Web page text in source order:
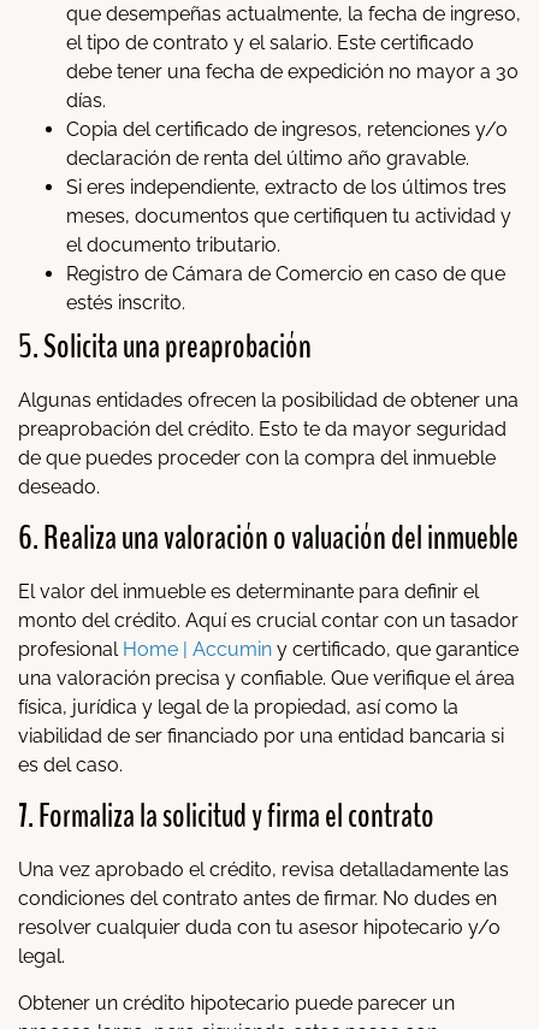
que desempeñas actualmente, la fecha de ingreso,
el tipo de contrato y el salario. Este certificado
debe tener una fecha de expedición no mayor a 30
días.
Copia del certificado de ingresos, retenciones y/o
declaración de renta del último año gravable.
Si eres independiente, extracto de los últimos tres
meses, documentos que certifiquen tu actividad y
el documento tributario.
Registro de Cámara de Comercio en caso de que
estés inscrito.
5. Solicita una preaprobación
Algunas entidades ofrecen la posibilidad de obtener una
preaprobación del crédito. Esto te da mayor seguridad
de que puedes proceder con la compra del inmueble
deseado.
6. Realiza una valoración o valuación del inmueble
El valor del inmueble es determinante para definir el
monto del crédito. Aquí es crucial contar con un tasador
profesional Home | Accumin y certificado, que garantice
una valoración precisa y confiable. Que verifique el área
física, jurídica y legal de la propiedad, así como la
viabilidad de ser financiado por una entidad bancaria si
es del caso.
7. Formaliza la solicitud y firma el contrato
Una vez aprobado el crédito, revisa detalladamente las
condiciones del contrato antes de firmar. No dudes en
resolver cualquier duda con tu asesor hipotecario y/o
legal.
Obtener un crédito hipotecario puede parecer un